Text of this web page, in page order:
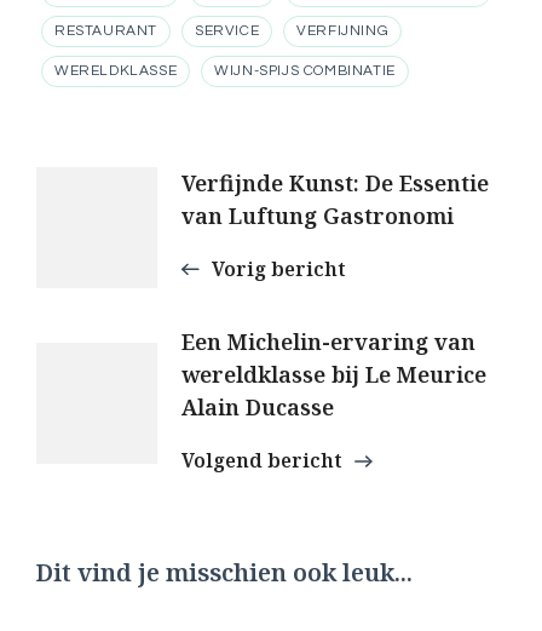
RESTAURANT SERVICE VERFIJNING
WERELDKLASSE WIJN-SPIJS COMBINATIE
Berichtnavigatie
Verfijnde Kunst: De Essentie
van Luftung Gastronomi
Vorig bericht
Een Michelin-ervaring van
wereldklasse bij Le Meurice
Alain Ducasse
Volgend bericht
Dit vind je misschien ook leuk...